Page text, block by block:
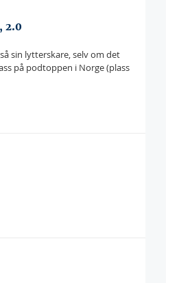
2.0
sin lytterskare, selv om det
på podtoppen i Norge (plass